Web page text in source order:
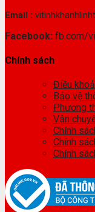
Email :
Facebook: fb.com/
Chính sách
Điều
Bảo vệ
Phương
Vận
Chính
Chính
Chính